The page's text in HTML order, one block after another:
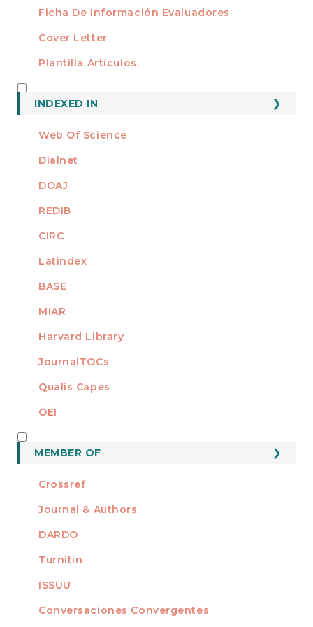
Ficha De Información Evaluadores
Cover Letter
Plantilla Artículos.
INDEXED IN
Web Of Science
Dialnet
DOAJ
REDIB
CIRC
Latindex
BASE
MIAR
Harvard Library
JournalTOCs
Qualis Capes
OEI
MEMBER OF
Crossref
Journal & Authors
DARDO
Turnitin
ISSUU
Conversaciones Convergentes